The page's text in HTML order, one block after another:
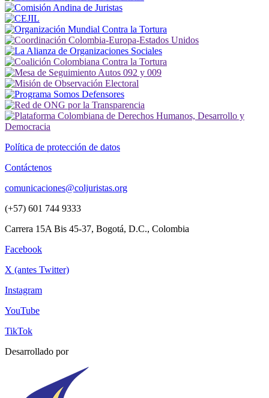
Política de protección de datos
Contáctenos
comunicaciones@coljuristas.org
(+57) 601 744 9333
Carrera 15A Bis 45-37, Bogotá, D.C., Colombia
Facebook
X (antes Twitter)
Instagram
YouTube
TikTok
Desarrollado por